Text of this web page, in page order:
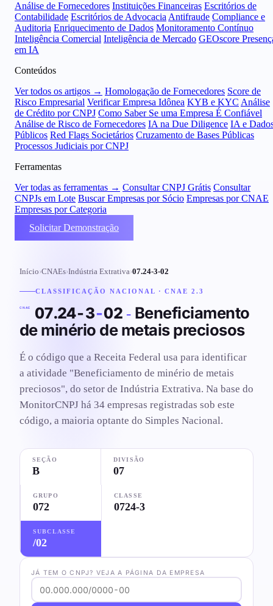
Análise de Fornecedores Instituições Financeiras Escritórios de
Contabilidade Escritórios de Advocacia Antifraude Compliance e
Auditoria Enriquecimento de Dados Monitoramento Contínuo
Inteligência Comercial Inteligência de Mercado GEOscore
em IA
Conteúdos
Ver todos os artigos → Homologação de Fornecedores Score de
Risco Empresarial Verificar Empresa Idônea KYB e KYC Análise
de Crédito por CNPJ Como Saber Se uma Empresa É Confiável
Análise de Risco de Fornecedores IA na Due Diligence IA e
Públicos Red Flags Societários Cruzamento de Bases Públicas
Processos Judiciais por CNPJ
Ferramentas
Ver todas as ferramentas → Consultar CNPJ Grátis Consultar
CNPJs em Lote Buscar Empresas por Sócio Empresas por CNAE
Empresas por Categoria
Solicitar Demonstração
Início›CNAEs›Indústria Extrativa›07.24-3-02
CLASSIFICAÇÃO NACIONAL · CNAE 2.3
CNAE 07.24-3-02- Beneficiamento
de minério de metais preciosos
É o código que a Receita Federal usa para identificar
a atividade "Beneficiamento de minério de metais
preciosos", do setor de Indústria Extrativa. Na base do
MonitorCNPJ há 34 empresas registradas sob este
código, a maioria optante do Simples Nacional.
SEÇÃO
B
DIVISÃO
07
GRUPO
072
CLASSE
0724-3
SUBCLASSE
/02
JÁ TEM O CNPJ? VEJA A PÁGINA DA EMPRESA